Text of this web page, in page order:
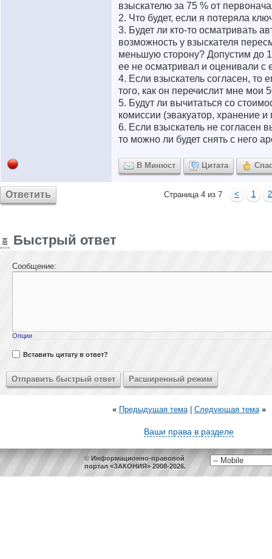
взыскателю за 75 % от
2. Что будет, если я потеряла
3. Будет ли кто-то осматривать
возможность у взыскателя
меньшую сторону? Допустим до
ее не осматривал и оценивали с
4. Если взыскатель согласен, то
того, как он перечислит мне мои
5. Будут ли вычитаться со
комиссии (эвакуатор, хранение и
6. Если взыскатель не согласен
то можно ли будет снять с него
В Минюст Цитата
Ответить Страница 4 из 7 < 1 2
Быстрый ответ
Сообщение:
Опции
Вставить цитату в ответ?
« Предыдущая тема| Следующая тема »
Ваши права в разделе
© Информационно-правовой
портал «ЗАКОНИЯ» 2008-2026.